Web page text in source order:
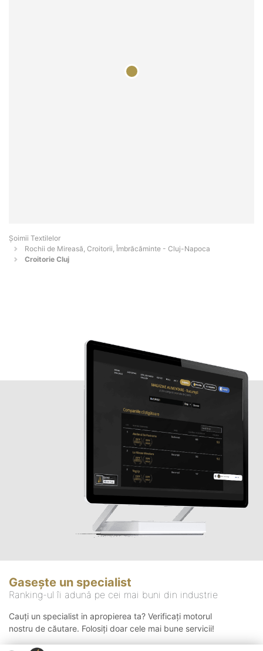
Șoimii Textilelor
Rochii de Mireasă, Croitorii, Îmbrăcăminte - Cluj-Napoca
Croitorie Cluj
Gasește un specialist
Ranking-ul îi adună pe cei mai buni din industrie
Cauți un specialist in apropierea ta? Verificați motorul
nostru de căutare. Folosiți doar cele mai bune servicii!